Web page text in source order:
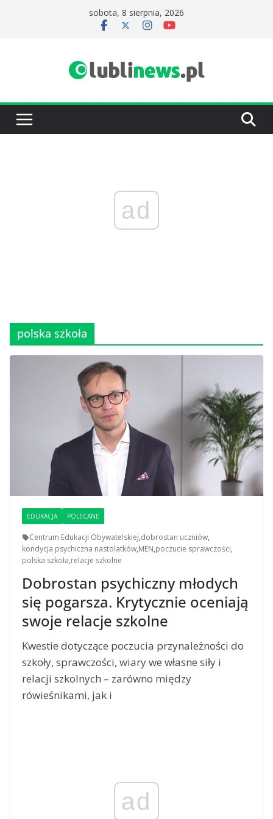
sobota, 8 sierpnia, 2026
ad
polska szkoła
EDUKACJA POLECANE
Centrum Edukacji Obywatelskiej,dobrostan uczniów,
kondycja psychiczna nastolatków,MEN,poczucie sprawczości,
polska szkoła,relacje szkolne
Dobrostan psychiczny młodych
się pogarsza. Krytycznie oceniają
swoje relacje szkolne
Kwestie dotyczące poczucia przynależności do
szkoły, sprawczości, wiary we własne siły i
relacji szkolnych – zarówno między
rówieśnikami, jak i
ad